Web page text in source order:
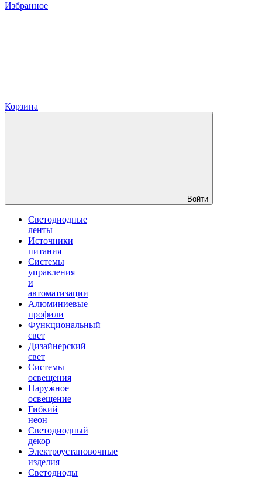
Избранное
Корзина
Войти
Светодиодные
ленты
Источники
питания
Системы
управления
и
автоматизации
Алюминиевые
профили
Функциональный
свет
Дизайнерский
свет
Системы
освещения
Наружное
освещение
Гибкий
неон
Светодиодный
декор
Электроустановочные
изделия
Светодиоды